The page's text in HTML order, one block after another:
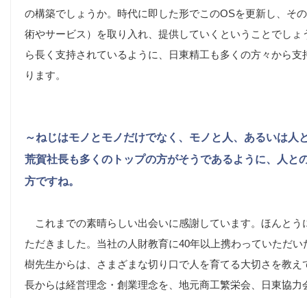
の構築でしょうか。時代に即した形でこのOSを更新し、そ
術やサービス）を取り入れ、提供していくということでし
ら長く支持されているように、日東精工も多くの方々から
ります。
～ねじはモノとモノだけでなく、モノと人、あるいは
荒賀社長も多くのトップの方がそうであるように、人と
方ですね。
これまでの素晴らしい出会いに感謝しています。ほんとう
ただきました。当社の人財教育に40年以上携わっていただ
樹先生からは、さまざまな切り口で人を育てる大切さを教
長からは経営理念・創業理念を、地元商工繁栄会、日東協